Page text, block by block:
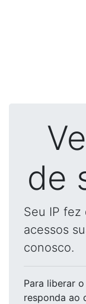
de
Seu IP fez
acessos
conosco.
Para liberar
responda ao